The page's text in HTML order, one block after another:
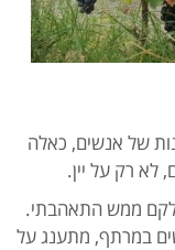
של אנשים, כאלה
לא רק על יין.
ממש התאהבתי.
במרתף, מתענג על